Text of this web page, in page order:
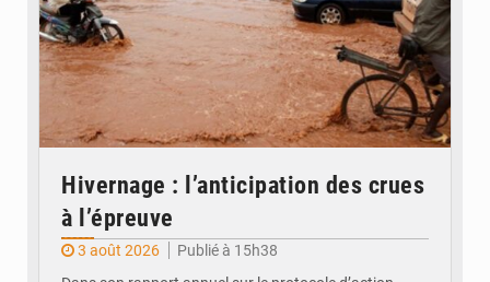
Hivernage : l’anticipation des crues
à l’épreuve
3 août 2026
Publié à 15h38